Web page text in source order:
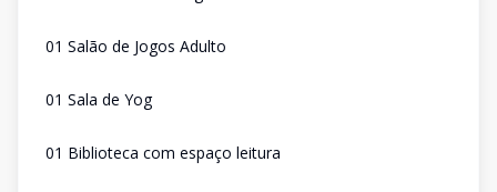
01 Salão de Jogos Adulto
01 Sala de Yog
01 Biblioteca com espaço leitura